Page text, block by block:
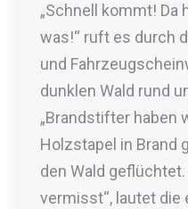
„Schnell kommt! Da
was!“ ruft es durch
und
dunklen Wald rund
„Brandstifter haben
Holzstapel in Brand
den Wald
vermisst“, lautet